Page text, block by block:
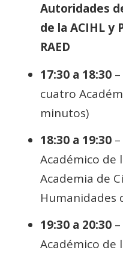
Autoridades
de la ACIHL y
RAED
17:30 a 18:30–
cuatro
minutos)
18:30 a 19:30–
Académico de
Academia de
Humanidades
19:30 a 20:30–
Académico de